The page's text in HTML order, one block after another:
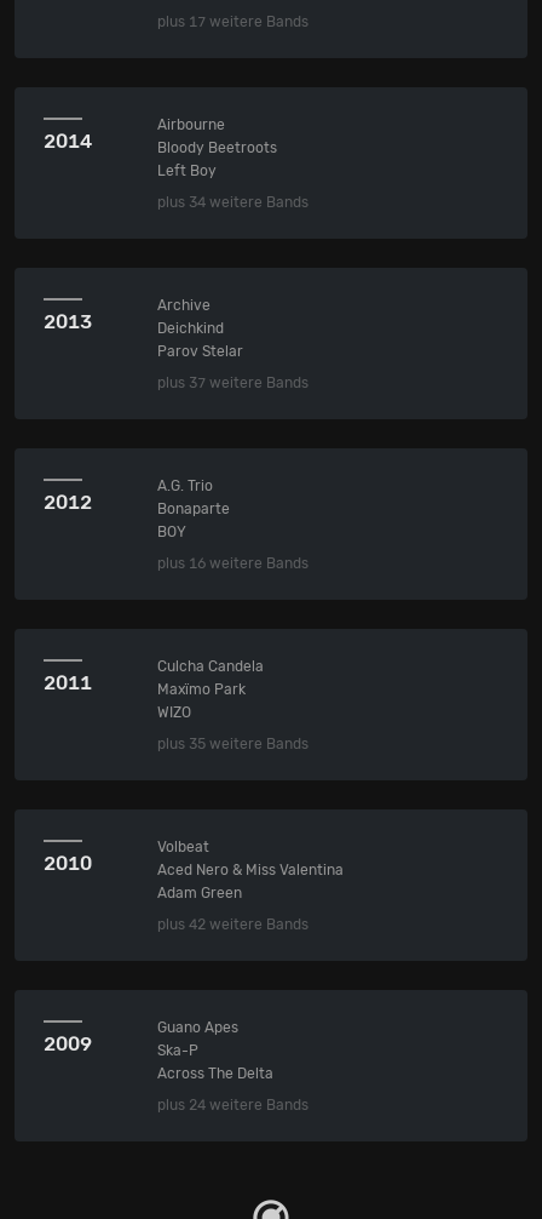
plus 17 weitere Bands
2014
Airbourne
Bloody Beetroots
Left Boy
plus 34 weitere Bands
2013
Archive
Deichkind
Parov Stelar
plus 37 weitere Bands
2012
A.G. Trio
Bonaparte
BOY
plus 16 weitere Bands
2011
Culcha Candela
Maxïmo Park
WIZO
plus 35 weitere Bands
2010
Volbeat
Aced Nero & Miss Valentina
Adam Green
plus 42 weitere Bands
2009
Guano Apes
Ska-P
Across The Delta
plus 24 weitere Bands